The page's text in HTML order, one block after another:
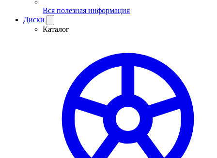
Вся полезная информация
Диски
Каталог